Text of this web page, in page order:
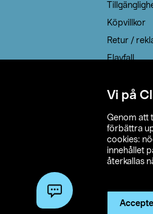
Vi på
Genom att
förbättra
cookies:
innehållet
återkallas
Köpvillkor
Retur /
Elavfall